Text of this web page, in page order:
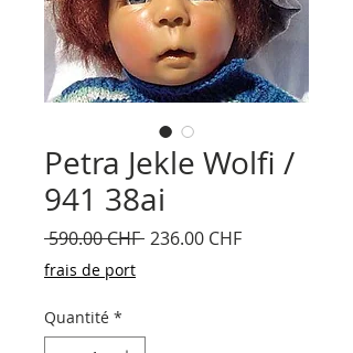
Petra Jekle Wolfi /
941 38ai
590.00 CHF Prix
236.00 CHFPrix
frais de port
Quantité *